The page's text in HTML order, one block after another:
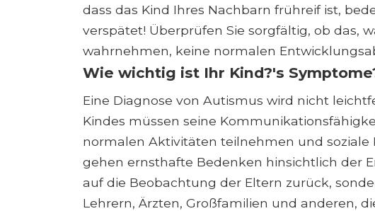
dass das Kind Ihres Nachbarn frühreif ist,
verspätet! Überprüfen Sie sorgfältig, ob das,
wahrnehmen, keine normalen
Wie wichtig ist Ihr Kind?'s
Eine Diagnose von Autismus wird nicht
Kindes müssen seine
normalen Aktivitäten teilnehmen und soziale
gehen ernsthafte Bedenken hinsichtlich der
auf die Beobachtung der Eltern zurück,
Lehrern, Ärzten, Großfamilien und anderen,